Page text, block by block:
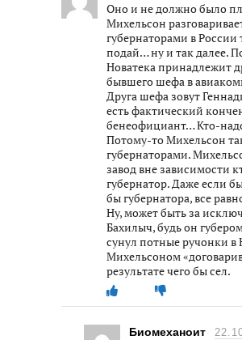
Оно и не должно было
Михельсон
губернаторами в
подай… ну и так далее.
Новатека принадлежит
бывшего шефа в
Друга шефа зовут
есть фактический
бенеофициант… Кто-
Потому-то Михельсон
губернаторами.
завод вне зависимости
губернатор. Даже если
бы губернатора, все
Ну, может быть за
Бахилыч, будь он
сунул потные ручонки в
Михельсоном
результате чего бы сел.
Биомеханоит